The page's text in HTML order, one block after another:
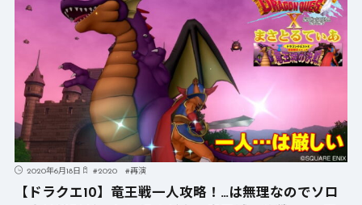
2020年6月18日 #2020 #再演
【ドラクエ10】竜王戦一人攻略！…は無理なのでソロ